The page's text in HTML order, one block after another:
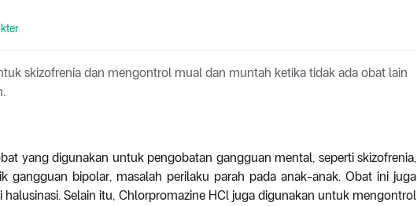
skizofrenia dan mengontrol mual dan muntah ketika tidak ada obat lain
yang digunakan untuk pengobatan gangguan mental, seperti skizofrenia,
gangguan bipolar, masalah perilaku parah pada anak-anak. Obat ini juga
Selain itu, Chlorpromazine HCl juga digunakan untuk mengontrol